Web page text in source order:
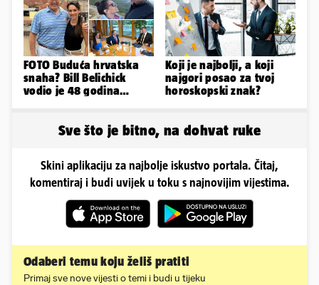
FOTO Buduća hrvatska
snaha? Bill Belichick
vodio je 48 godina
Koji je najbolji, a koji
najgori posao za tvoj
horoskopski znak?
Sve što je bitno, na dohvat ruke
Skini aplikaciju za najbolje iskustvo portala. Čitaj,
komentiraj i budi uvijek u toku s najnovijim vijestima.
Odaberi temu koju želiš pratiti
Primaj sve nove vijesti o temi i budi u tijeku